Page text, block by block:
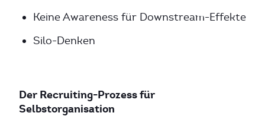
Keine Awareness für Downstream-Effekte
Silo-Denken
Der Recruiting-Prozess für
Selbstorganisation